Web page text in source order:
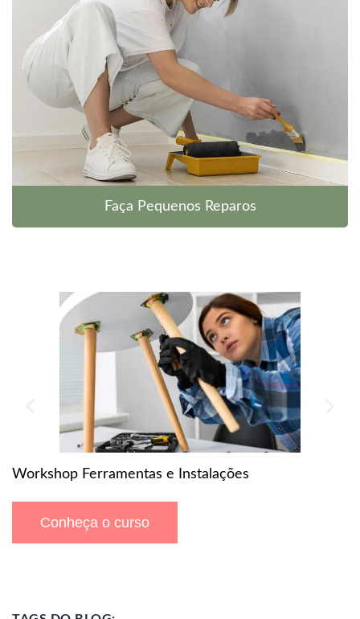
Faça Pequenos Reparos
Workshop Ferramentas e Instalações
Conheça o curso